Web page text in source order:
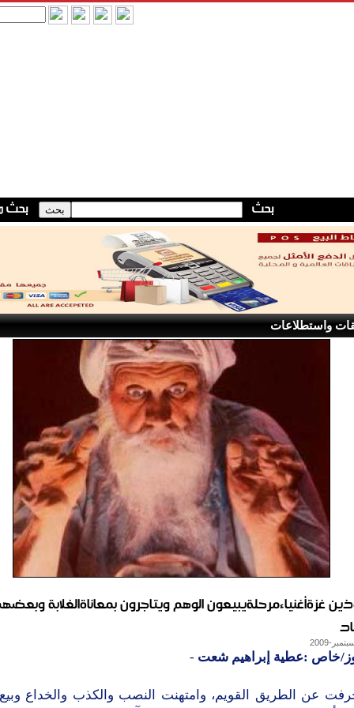
واستطلاعات
غزةأغنياءمرحلةيبيعون الوهم ويتاجرون بمعاناةالغلابة
خاص :عطية إبراهيم شعت -
عن الطريق القويم، وامتهنت النصب والكذب والخداع وبيع